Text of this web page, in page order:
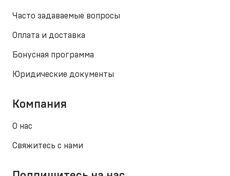
Часто задаваемые вопросы
Оплата и доставка
Бонусная программа
Юридические документы
Компания
О нас
Свяжитесь с нами